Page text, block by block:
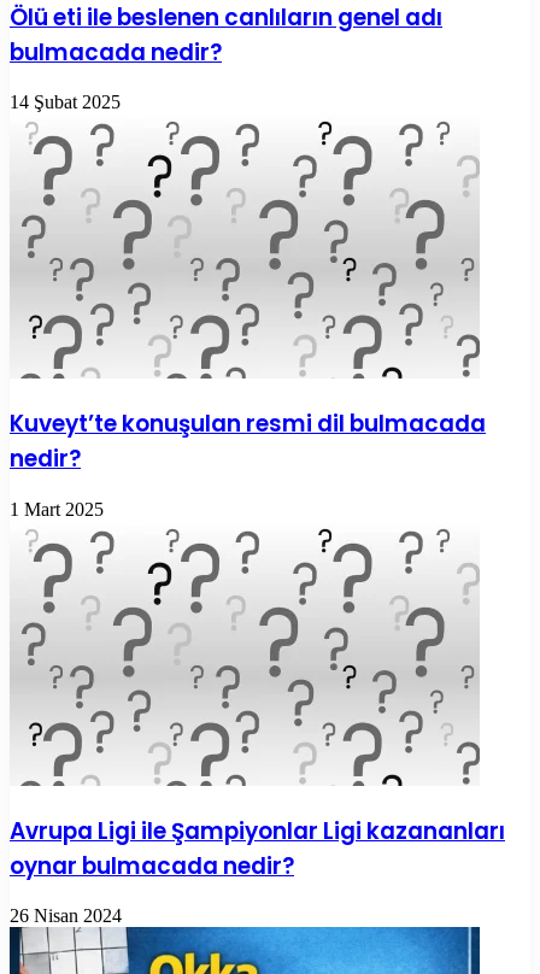
Ölü eti ile beslenen canlıların genel adı
bulmacada nedir?
14 Şubat 2025
Kuveyt’te konuşulan resmi dil bulmacada
nedir?
1 Mart 2025
Avrupa Ligi ile Şampiyonlar Ligi kazananları
oynar bulmacada nedir?
26 Nisan 2024